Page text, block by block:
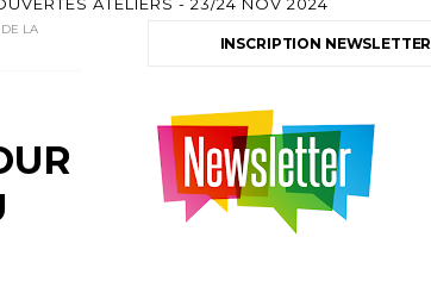
ATELIERS - 23/24 NOV 2024
LA
INSCRIPTION NEWSLETTER